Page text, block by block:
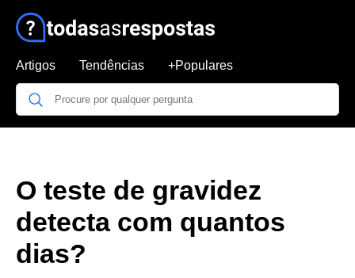
Artigos Tendências +Populares
O teste de gravidez
detecta com quantos
dias?